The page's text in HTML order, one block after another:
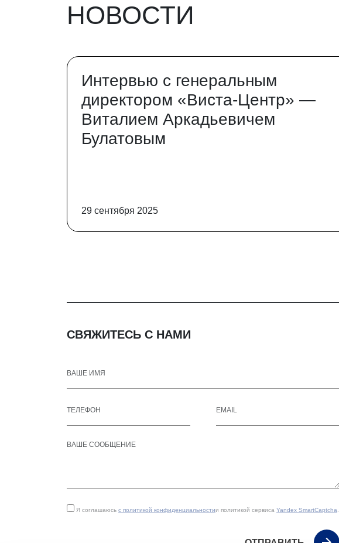
НОВОСТИ
Интервью с генеральным
директором «Виста-Центр» —
Виталием Аркадьевичем
Булатовым
29 сентября 2025
СВЯЖИТЕСЬ С НАМИ
Я соглашаюсь с политикой конфиденциальностии политикой сервиса Yandex SmartCaptcha.